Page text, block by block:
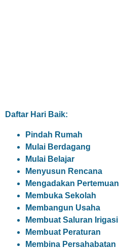
Daftar Hari Baik:
Pindah Rumah
Mulai Berdagang
Mulai Belajar
Menyusun Rencana
Mengadakan Pertemuan
Membuka Sekolah
Membangun Usaha
Membuat Saluran Irigasi
Membuat Peraturan
Membina Persahabatan